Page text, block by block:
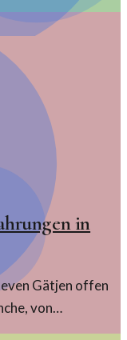
in
Gätjen offen
von
für den